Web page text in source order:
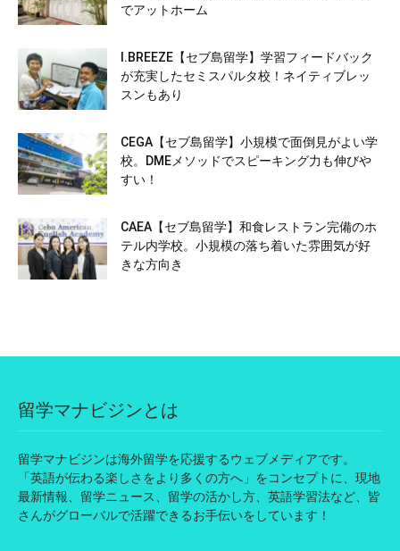
でアットホーム
I.BREEZE【セブ島留学】学習フィードバック
が充実したセミスパルタ校！ネイティブレッ
スンもあり
CEGA【セブ島留学】小規模で面倒見がよい学
校。DMEメソッドでスピーキング力も伸びや
すい！
CAEA【セブ島留学】和食レストラン完備のホ
テル内学校。小規模の落ち着いた雰囲気が好
きな方向き
留学マナビジンとは
留学マナビジンは海外留学を応援するウェブメディアです。
「英語が伝わる楽しさをより多くの方へ」をコンセプトに、現地
最新情報、留学ニュース、留学の活かし方、英語学習法など、皆
さんがグローバルで活躍できるお手伝いをしています！